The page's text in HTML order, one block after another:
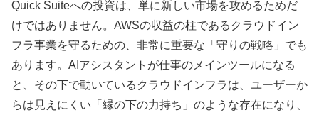
Quick Suiteへの投資は、単に新しい市場を攻めるためだ
けではありません。AWSの収益の柱であるクラウドイン
フラ事業を守るための、非常に重要な「守りの戦略」でも
あります。AIアシスタントが仕事のメインツールになる
と、その下で動いているクラウドインフラは、ユーザーか
らは見えにくい「縁の下の力持ち」のような存在になり、